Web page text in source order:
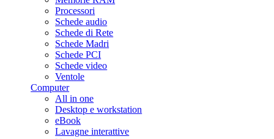
Processori
Schede audio
Schede di Rete
Schede Madri
Schede PCI
Schede video
Ventole
Computer
All in one
Desktop e workstation
eBook
Lavagne interattive